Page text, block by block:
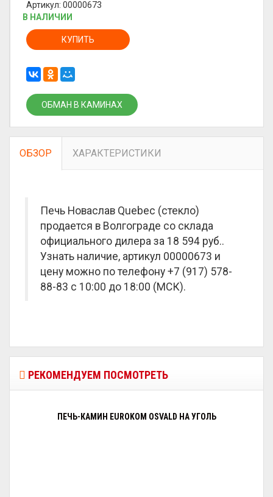
Артикул: 00000673
В НАЛИЧИИ
КУПИТЬ
ОБМАН В КАМИНАХ
ОБЗОР ХАРАКТЕРИСТИКИ
Печь Новаслав Quebec (стекло)
продается в Волгограде со склада
официального дилера за 18 594 руб..
Узнать наличие, артикул 00000673 и
цену можно по телефону +7 (917) 578-
88-83 с 10:00 до 18:00 (МСК).
РЕКОМЕНДУЕМ ПОСМОТРЕТЬ
ПЕЧЬ-КАМИН EUROKOM OSVALD НА УГОЛЬ